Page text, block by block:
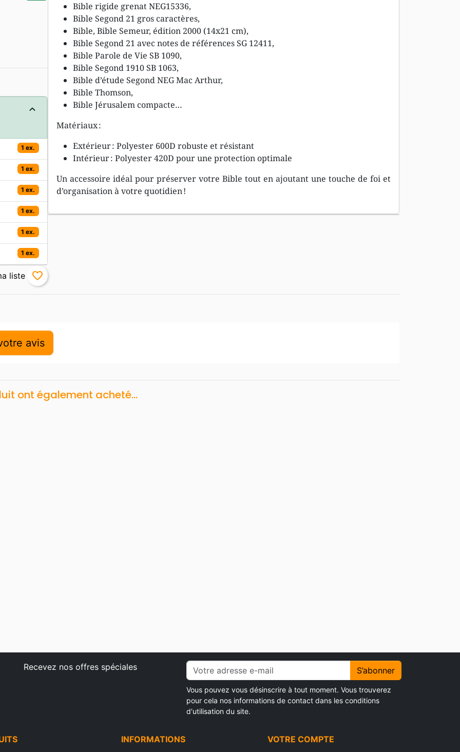
Bible rigide grenat NEG15336,
Bible Segond 21 gros caractères,
Bible, Bible Semeur, édition 2000 (14x21 cm),
Bible Segond 21 avec notes de références SG 12411,
Bible Parole de Vie SB 1090,
Bible Segond 1910 SB 1063,
Bible d’étude Segond NEG Mac Arthur,
Bible Thomson,
Bible Jérusalem compacte…
Matériaux :
Extérieur : Polyester 600D robuste et résistant
Intérieur : Polyester 420D pour une protection optimale
Un accessoire idéal pour préserver votre Bible tout en ajoutant une touche de foi et
d’organisation à votre quotidien !
1 ex.
1 ex.
1 ex.
1 ex.
1 ex.
1 ex.
favorite_border
avis
ont également acheté...
Recevez nos offres spéciales S’abonner
Vous pouvez vous désinscrire à tout moment. Vous trouverez
pour cela nos informations de contact dans les conditions
d'utilisation du site.
INFORMATIONS
VOTRE COMPTE